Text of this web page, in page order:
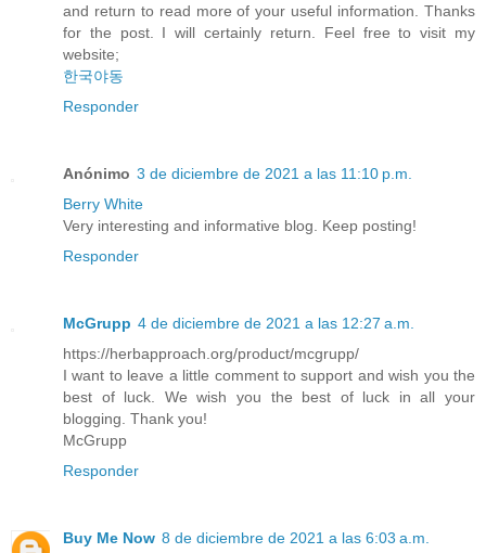
and return to read more of your useful information. Thanks
for the post. I will certainly return. Feel free to visit my
website;
한국야동
Responder
Anónimo 3 de diciembre de 2021 a las 11:10 p.m.
Berry White
Very interesting and informative blog. Keep posting!
Responder
McGrupp 4 de diciembre de 2021 a las 12:27 a.m.
https://herbapproach.org/product/mcgrupp/
I want to leave a little comment to support and wish you the
best of luck. We wish you the best of luck in all your
blogging. Thank you!
McGrupp
Responder
Buy Me Now 8 de diciembre de 2021 a las 6:03 a.m.